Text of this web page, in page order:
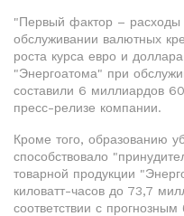
"Первый фактор – расходы
обслуживании валютных
роста курса евро и
"Энергоатома" при
составили 6 миллиардов
пресс-релизе компании.
Кроме того, образованию
способствовало
товарной продукции
киловатт-часов до 73,7
соответствии с